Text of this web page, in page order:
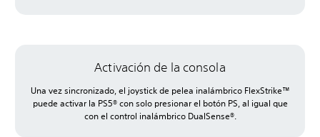
Activación de la consola
Una vez sincronizado, el joystick de pelea inalámbrico FlexStrike™
puede activar la PS5® con solo presionar el botón PS, al igual que
con el control inalámbrico DualSense®.